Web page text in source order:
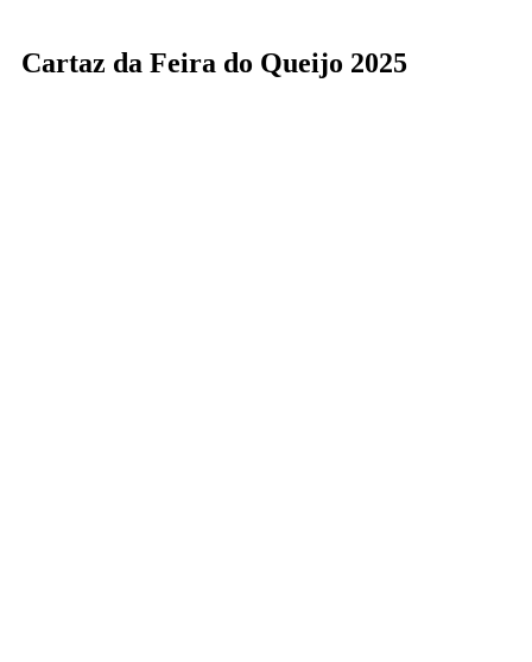
Cartaz da Feira do Queijo 2025